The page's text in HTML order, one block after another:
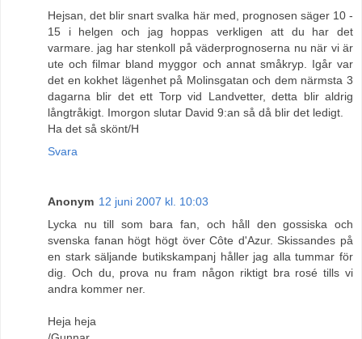
Hejsan, det blir snart svalka här med, prognosen säger 10 -
15 i helgen och jag hoppas verkligen att du har det
varmare. jag har stenkoll på väderprognoserna nu när vi är
ute och filmar bland myggor och annat småkryp. Igår var
det en kokhet lägenhet på Molinsgatan och dem närmsta 3
dagarna blir det ett Torp vid Landvetter, detta blir aldrig
långtråkigt. Imorgon slutar David 9:an så då blir det ledigt.
Ha det så skönt/H
Svara
Anonym 12 juni 2007 kl. 10:03
Lycka nu till som bara fan, och håll den gossiska och
svenska fanan högt högt över Côte d'Azur. Skissandes på
en stark säljande butikskampanj håller jag alla tummar för
dig. Och du, prova nu fram någon riktigt bra rosé tills vi
andra kommer ner.
Heja heja